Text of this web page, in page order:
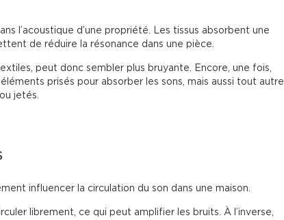
l’acoustique d’une propriété. Les tissus absorbent une
de réduire la résonance dans une pièce.
peut donc sembler plus bruyante. Encore, une fois,
prisés pour absorber les sons, mais aussi tout autre
jetés.
influencer la circulation du son dans une maison.
librement, ce qui peut amplifier les bruits. À l’inverse,